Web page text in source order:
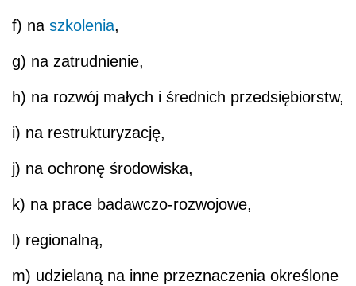
f) na szkolenia,
g) na zatrudnienie,
h) na rozwój małych i średnich przedsiębiorstw,
i) na restrukturyzację,
j) na ochronę środowiska,
k) na prace badawczo-rozwojowe,
l) regionalną,
m) udzielaną na inne przeznaczenia określone